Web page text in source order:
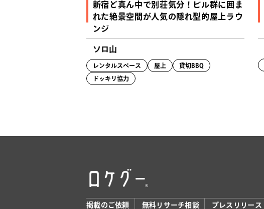
新宿ど真ん中で別荘気分！ビル群に囲ま
れた絶景空間が人気の隠れ型的屋上ラウ
ンジ
ソロ山
レンタルスペース 屋上 貸切BBQ
ドッキリ協力
掲載のご依頼 無料リサーチ相談 プレスリリース